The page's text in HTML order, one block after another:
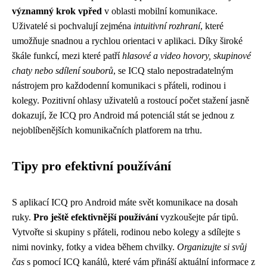
významný krok vpřed v oblasti mobilní komunikace.
Uživatelé si pochvalují zejména intuitivní rozhraní, které
umožňuje snadnou a rychlou orientaci v aplikaci. Díky široké
škále funkcí, mezi které patříhlasové a video hovory, skupinové
chaty nebo sdílení souborů, se ICQ stalo nepostradatelným
nástrojem pro každodenní komunikaci s přáteli, rodinou i
kolegy. Pozitivní ohlasy uživatelů a rostoucí počet stažení jasně
dokazují, že ICQ pro Android má potenciál stát se jednou z
nejoblíbenějších komunikačních platforem na trhu.
Tipy pro efektivní používání
S aplikací ICQ pro Android máte svět komunikace na dosah
ruky. Pro ještě efektivnější používánívyzkoušejte pár tipů.
Vytvořte si skupiny s přáteli, rodinou nebo kolegy a sdílejte s
nimi novinky, fotky a videa během chvilky. Organizujte si svůj
čas s pomocí ICQ kanálů, které vám přináší aktuální informace z